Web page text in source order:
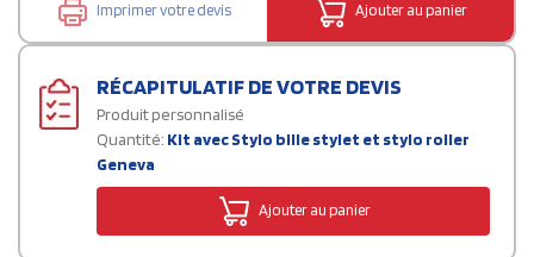
Imprimer votre devis Ajouter au panier
RÉCAPITULATIF DE VOTRE DEVIS
Produit personnalisé
Quantité: Kit avec Stylo bille stylet et stylo roller
Geneva
Ajouter au panier